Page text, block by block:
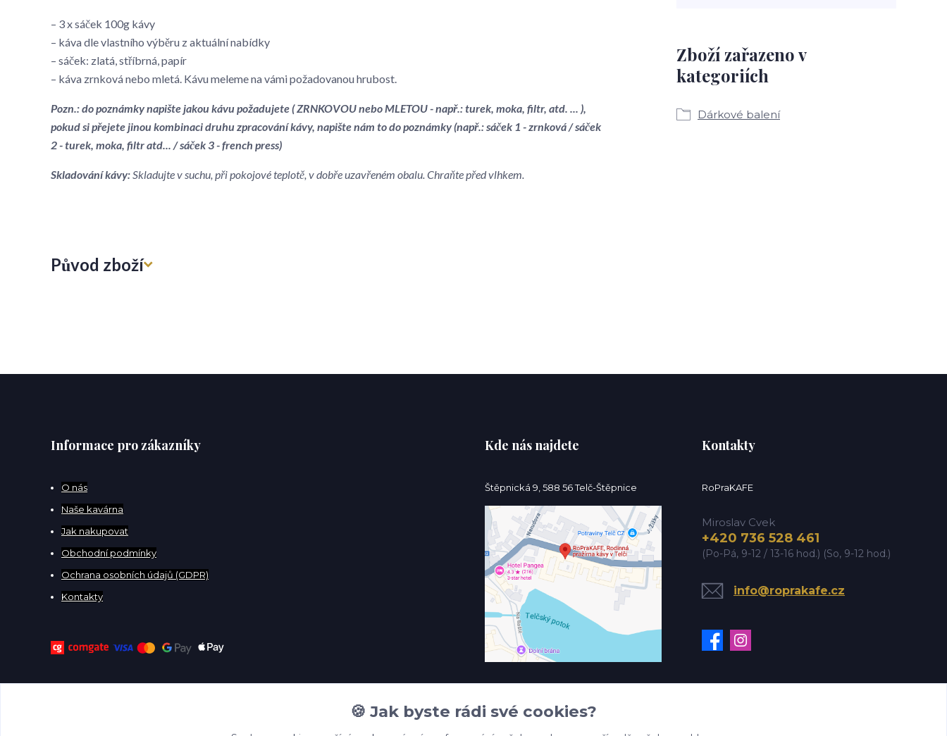
– 3 x sáček 100g kávy
– káva dle vlastního výběru z aktuální nabídky
– sáček: zlatá, stříbrná, papír
– káva zrnková nebo mletá. Kávu meleme na vámi požadovanou hrubost.
Pozn.: do poznámky napište jakou kávu požadujete ( ZRNKOVOU nebo MLETOU - např.: turek, moka, filtr, atd. ... ),
pokud si přejete jinou kombinaci druhu zpracování kávy, napište nám to do poznámky (např.: sáček 1 - zrnková / sáček
2 - turek, moka, filtr atd... / sáček 3 - french press)
Skladování kávy:Skladujte v suchu, při pokojové teplotě, v dobře uzavřeném obalu. Chraňte před vlhkem.
Původ zboží
Zboží zařazeno v
kategoriích
Dárkové balení
Informace pro zákazníky
O nás
Naše kavárna
Jak nakupovat
Obchodní podmínky
Ochrana osobních údajů (GDPR)
Kontakty
Kde nás najdete
Štěpnická 9, 588 56 Telč-Štěpnice
Kontakty
RoPraKAFE
Miroslav Cvek
+420 736 528 461
(Po-Pá, 9-12 / 13-16 hod.) (So, 9-12 hod.)
info@roprakafe.cz
🍪 Jak byste rádi své cookies?